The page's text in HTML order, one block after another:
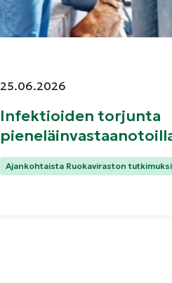
Infektioiden torjunta
Julkaistu:
25.06.2026
Kategoriat:
Ajankohtaista Ruokaviraston